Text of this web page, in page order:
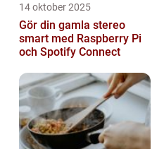
14 oktober 2025
Gör din gamla stereo
smart med Raspberry Pi
och Spotify Connect